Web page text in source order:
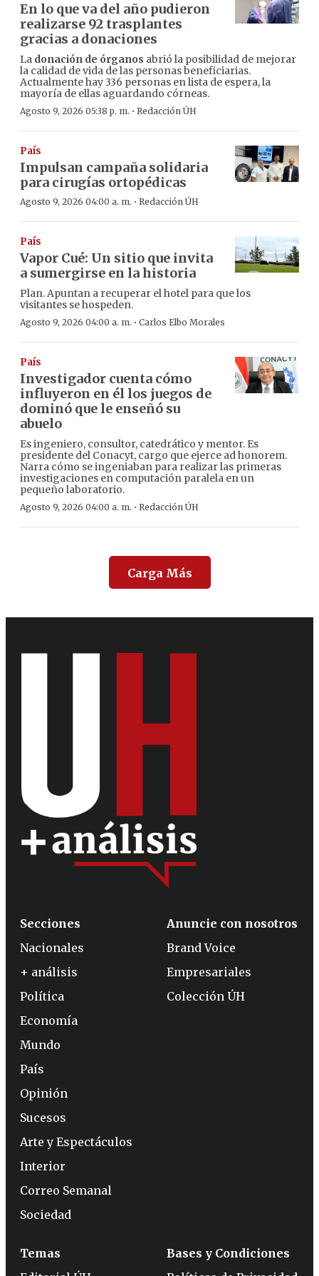
En lo que va del año pudieron
realizarse 92 trasplantes
gracias a donaciones
La donación de órganos abrió la posibilidad de mejorar
la calidad de vida de las personas beneficiarias.
Actualmente hay 336 personas en lista de espera, la
mayoría de ellas aguardando córneas.
Agosto 9, 2026 05:38 p. m. · Redacción ÚH
País
Impulsan campaña solidaria
para cirugías ortopédicas
Agosto 9, 2026 04:00 a. m. · Redacción ÚH
País
Vapor Cué: Un sitio que invita
a sumergirse en la historia
Plan. Apuntan a recuperar el hotel para que los
visitantes se hospeden.
Agosto 9, 2026 04:00 a. m. · Carlos Elbo Morales
País
Investigador cuenta cómo
influyeron en él los juegos de
dominó que le enseñó su
abuelo
Es ingeniero, consultor, catedrático y mentor. Es
presidente del Conacyt, cargo que ejerce ad honorem.
Narra cómo se ingeniaban para realizar las primeras
investigaciones en computación paralela en un
pequeño laboratorio.
Agosto 9, 2026 04:00 a. m. · Redacción ÚH
Carga Más
Secciones
Nacionales
+ análisis
Política
Economía
Mundo
País
Opinión
Sucesos
Arte y Espectáculos
Interior
Correo Semanal
Sociedad
Anuncie con nosotros
Brand Voice
Empresariales
Colección ÚH
Temas
Bases y Condiciones